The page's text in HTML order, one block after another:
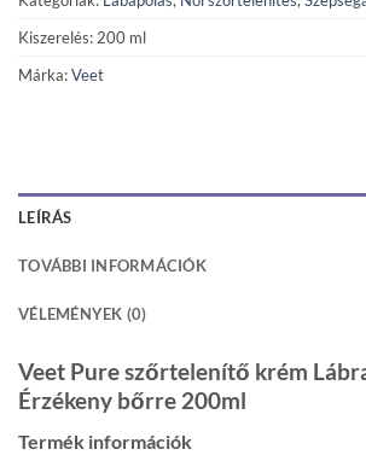
Kiszerelés: 200 ml
Márka:Veet
LEÍRÁS
TOVÁBBI INFORMÁCIÓK
VÉLEMÉNYEK (0)
Veet Pure szőrtelenítő krém
Érzékeny bőrre 200ml
Termék információk